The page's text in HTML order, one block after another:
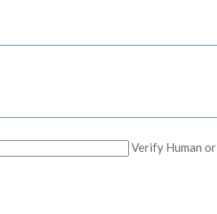
Verify Human or